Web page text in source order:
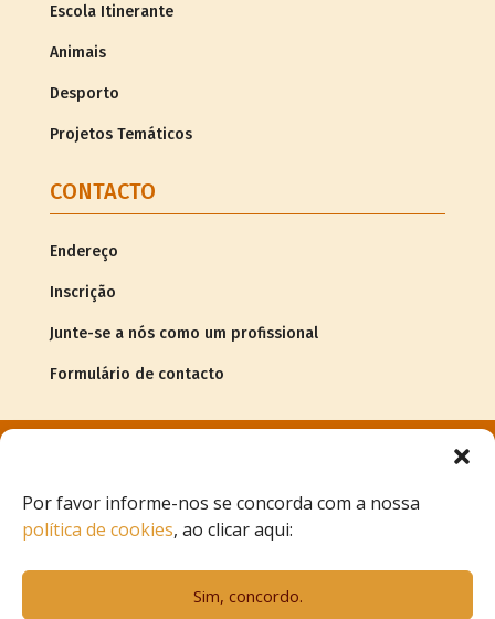
Por favor informe-nos se concorda com a nossa
política de cookies, ao clicar aqui:
Sim, concordo.
Escola Itinerante
Animais
Desporto
Projetos Temáticos
CONTACTO
Endereço
Inscrição
Junte-se a nós como um profissional
Formulário de contacto
Informação legal
Projeto de